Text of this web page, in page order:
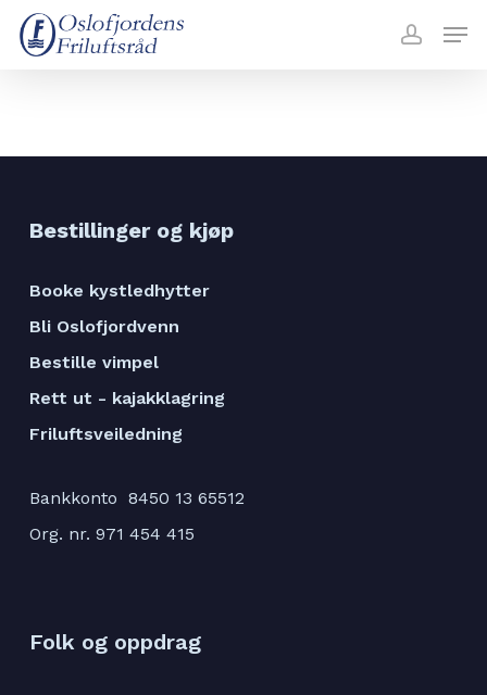
Skip
Bestillinger og kjøp
Booke kystledhytter
Bli Oslofjordvenn
Bestille vimpel
Rett ut - kajakklagring
Friluftsveiledning
Bankkonto 8450 13 65512
Org. nr. 971 454 415
Folk og oppdrag